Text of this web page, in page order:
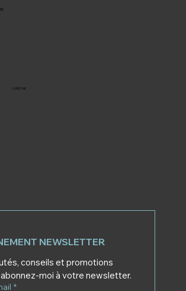
LIVRÉ PAR
NEWSLETTER
conseils et promotions
abonnez-moi à votre newsletter.
*